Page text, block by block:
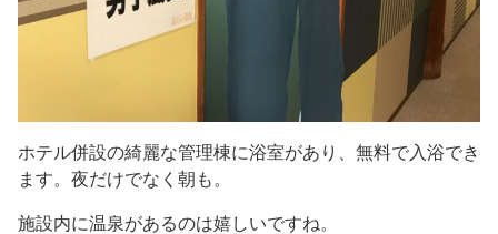
ホテル併設の綺麗な管理棟に浴室があり、無料で入浴でき
ます。夜だけでなく朝も。
施設内に温泉があるのは嬉しいですね。